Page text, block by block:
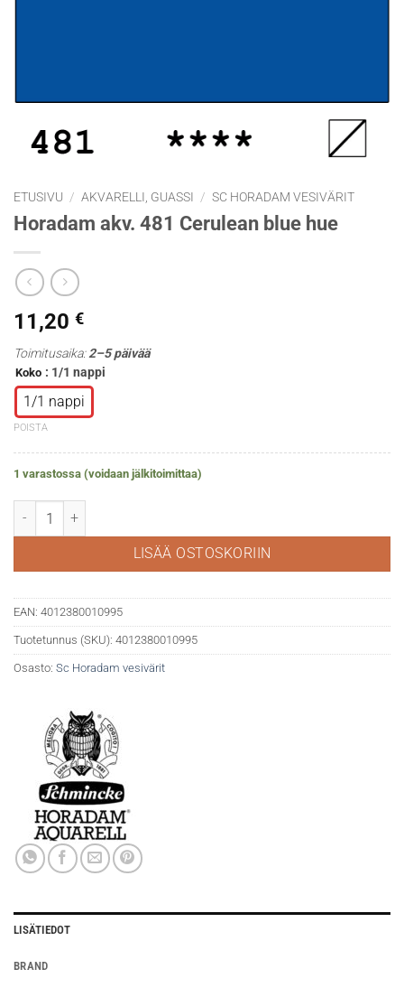
ETUSIVU / AKVARELLI, GUASSI / SC HORADAM VESIVÄRIT
Horadam akv. 481 Cerulean blue hue
11,20 €
Toimitusaika:2–5 päivää
Koko : 1/1 nappi
1/1 nappi
POISTA
1 varastossa (voidaan jälkitoimittaa)
Horadam akv. 481 Cerulean blue hue määrä
LISÄÄ OSTOSKORIIN
EAN: 4012380010995
Tuotetunnus (SKU): 4012380010995
Osasto: Sc Horadam vesivärit
LISÄTIEDOT
BRAND